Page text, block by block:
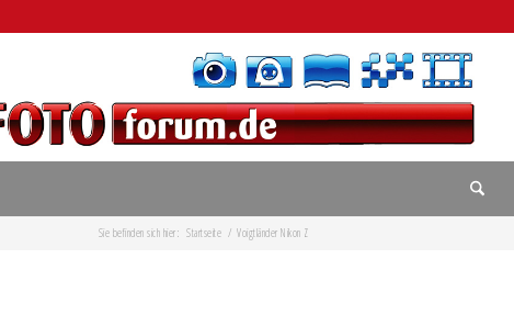
Sie befinden sich hier: Startseite / Voigtländer Nikon Z